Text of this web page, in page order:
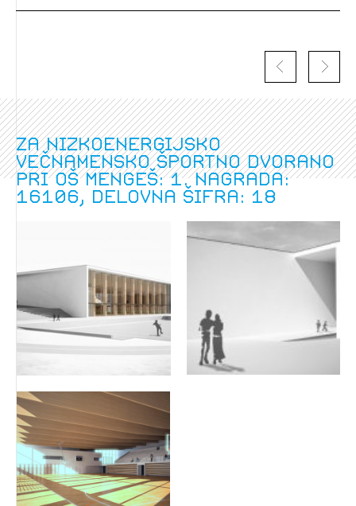
Za nizkoenergijsko
večnamensko športno dvorano
pri OŠ Mengeš: 1. nagrada:
16106, delovna šifra: 18